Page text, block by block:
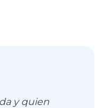
y quien